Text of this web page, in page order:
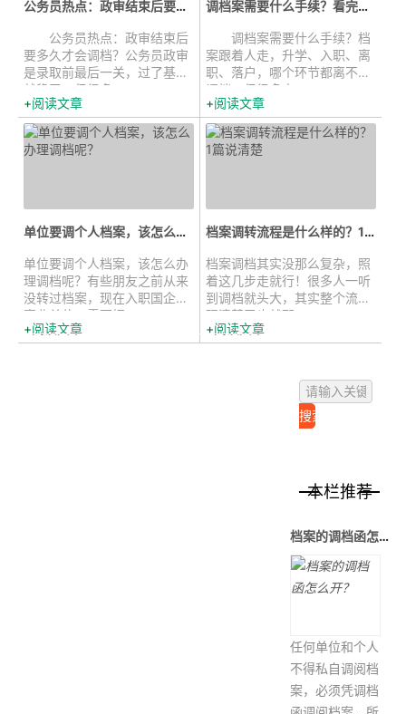
公务员热点：政审结束后要多久才会...
公务员热点：政审结束后
要多久才会调档？公务员政审
是录取前最后一关，过了基本
就稳了。但很多...
阅读文章
调档案需要什么手续？看完这篇就知...
调档案需要什么手续？档
案跟着人走，升学、入职、离
职、落户，哪个环节都离不开
调档。但很多人...
阅读文章
单位要调个人档案，该怎么办理调档...
单位要调个人档案，该怎么办
理调档呢？有些朋友之前从来
没转过档案，现在入职国企或
事业单位，需要把...
阅读文章
档案调转流程是什么样的？1篇说清...
档案调档其实没那么复杂，照
着这几步走就行！很多人一听
到调档就头大，其实整个流程
理清楚了也就那...
阅读文章
本栏推荐
档案的调档函怎么开？
任何单位和个人
不得私自调阅档
案，必须凭调档